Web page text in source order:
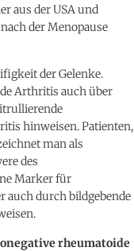
aus der USA und
der Menopause
der Gelenke.
Arthritis auch über
hinweisen. Patienten,
man als
des
Marker für
durch bildgebende
rheumatoide